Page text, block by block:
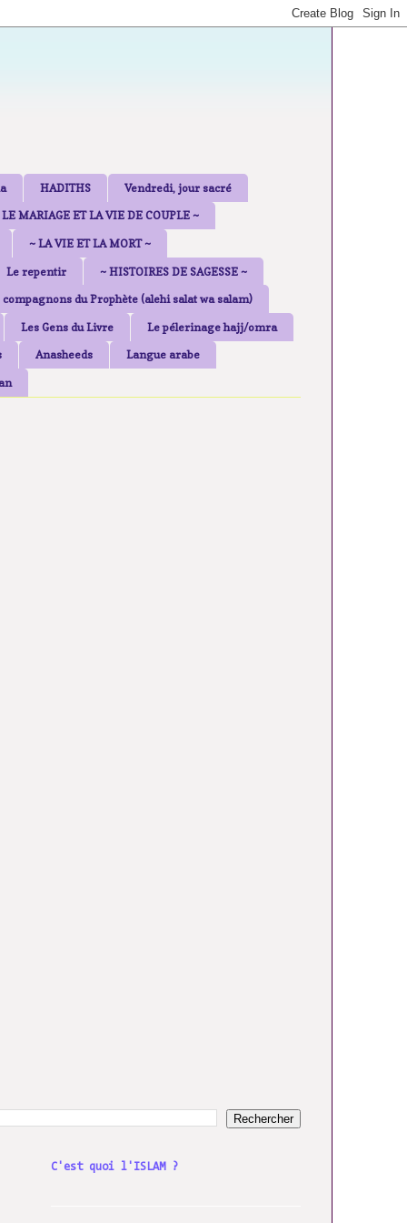
HADITHS Vendredi, jour sacré
LE MARIAGE ET LA VIE DE COUPLE ~
~ LA VIE ET LA MORT ~
Le repentir ~ HISTOIRES DE SAGESSE ~
compagnons du Prophète (alehi salat wa salam)
Les Gens du Livre Le pélerinage hajj/omra
Anasheeds Langue arabe
C'est quoi l'ISLAM ?